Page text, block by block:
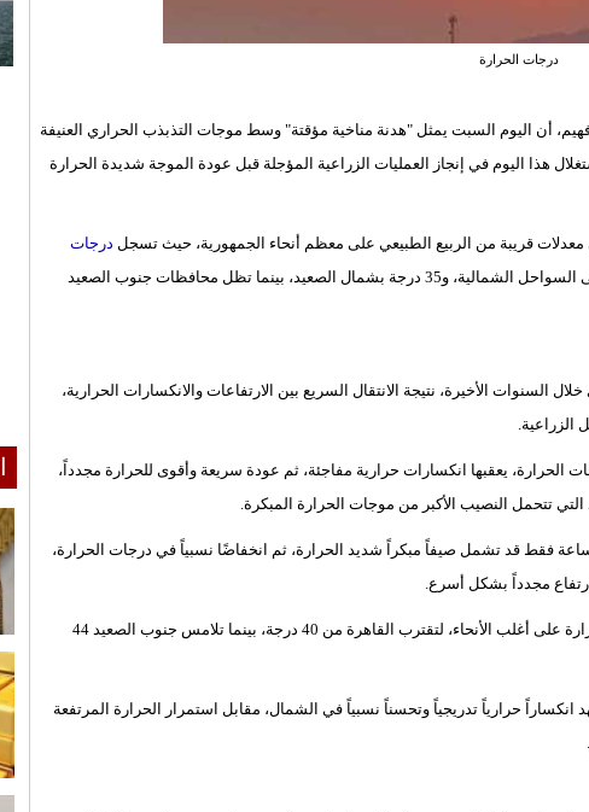
درجات الحرارة
أن اليوم السبت يمثل "هدنة مناخية مؤقتة" وسط موجات التذبذب الحراري العنيفة
هذا اليوم في إنجاز العمليات الزراعية المؤجلة قبل عودة الموجة شديدة الحرارة
قريبة من الربيع الطبيعي على معظم أنحاء الجمهورية، حيث تسجل درجات
نحو 32 درجة مئوية بالقاهرة والوجه البحري، و28 درجة على السواحل الشمالية، و35 درجة بشمال الصعيد، بينما تظل محافظات جنوب الصعيد
السنوات الأخيرة، نتيجة الانتقال السريع بين الارتفاعات والانكسارات الحرارية،
الزراعية.
الحرارة، يعقبها انكسارات حرارية مفاجئة، ثم عودة سريعة وأقوى للحرارة مجدداً،
تتحمل النصيب الأكبر من موجات الحرارة المبكرة.
رئيس مركز معلومات تغير المناخ إلى أن التغيرات خلال 48 ساعة فقط قد تشمل صيفاً مبكراً شديد الحرارة، ثم انخفاضًا نسبياً في درجات الحرارة،
مجدداً بشكل أسرع.
وتابع فهيم أن يوم الأحد، يتوقع ارتفاعاً كبيراً ومؤقتاً في درجات الحرارة على أغلب الأنحاء، لتقترب القاهرة من 40 درجة، بينما تلامس جنوب الصعيد 44
انكساراً حرارياً تدريجياً وتحسناً نسبياً في الشمال، مقابل استمرار الحرارة المرتفعة